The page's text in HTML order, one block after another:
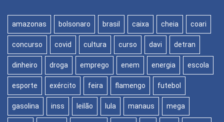
amazonas bolsonaro brasil caixa cheia coari
concurso covid cultura curso davi detran
dinheiro droga emprego enem energia escola
esporte exército feira flamengo futebol
gasolina inss leilão lula manaus mega